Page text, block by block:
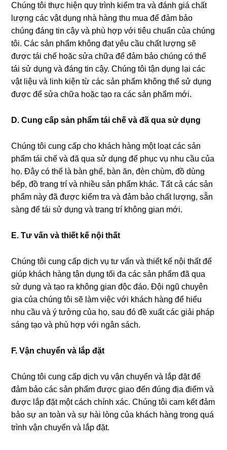
Chúng tôi thực hiện quy trình kiểm tra và đánh giá chất
lượng các vật dụng nhà hàng thu mua để đảm bảo
chúng đáng tin cậy và phù hợp với tiêu chuẩn của chúng
tôi. Các sản phẩm không đạt yêu cầu chất lượng sẽ
được tái chế hoặc sửa chữa để đảm bảo chúng có thể
tái sử dụng và đáng tin cậy. Chúng tôi tận dụng lại các
vật liệu và linh kiện từ các sản phẩm không thể sử dụng
được để sửa chữa hoặc tạo ra các sản phẩm mới.
D. Cung cấp sản phẩm tái chế và đã qua sử dụng
Chúng tôi cung cấp cho khách hàng một loạt các sản
phẩm tái chế và đã qua sử dụng để phục vụ nhu cầu của
họ. Đây có thể là bàn ghế, bàn ăn, đèn chùm, đồ dùng
bếp, đồ trang trí và nhiều sản phẩm khác. Tất cả các sản
phẩm này đã được kiểm tra và đảm bảo chất lượng, sẵn
sàng để tái sử dụng và trang trí không gian mới.
E. Tư vấn và thiết kế nội thất
Chúng tôi cung cấp dịch vụ tư vấn và thiết kế nội thất để
giúp khách hàng tận dụng tối đa các sản phẩm đã qua
sử dụng và tạo ra không gian độc đáo. Đội ngũ chuyên
gia của chúng tôi sẽ làm việc với khách hàng để hiểu
nhu cầu và ý tưởng của họ, sau đó đề xuất các giải pháp
sáng tạo và phù hợp với ngân sách.
F. Vận chuyển và lắp đặt
Chúng tôi cung cấp dịch vụ vận chuyển và lắp đặt để
đảm bảo các sản phẩm được giao đến đúng địa điểm và
được lắp đặt một cách chính xác. Chúng tôi cam kết đảm
bảo sự an toàn và sự hài lòng của khách hàng trong quá
trình vận chuyển và lắp đặt.